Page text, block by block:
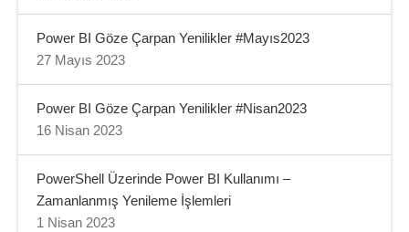
Power BI Göze Çarpan Yenilikler #Mayıs2023
27 Mayıs 2023
Power BI Göze Çarpan Yenilikler #Nisan2023
16 Nisan 2023
PowerShell Üzerinde Power BI Kullanımı –
Zamanlanmış Yenileme İşlemleri
1 Nisan 2023